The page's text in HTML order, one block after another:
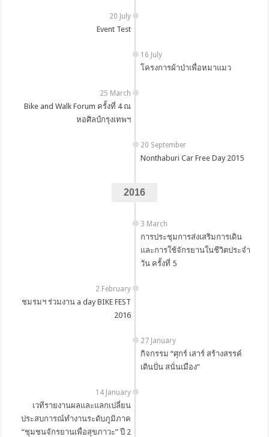
20 July
Event Test
16 July
โครงการผ้าป่าเพื่อหมาแมว
25 March
Bike and Walk Forum ครั้งที่ 4 ณ
หอศิลป์กรุงเทพฯ
20 September
Nonthaburi Car Free Day 2015
2016
3 March
การประชุมการส่งเสริมการเดิน
และการใช้จักรยานในชีวิตประจำ
วัน ครั้งที่ 5
2 February
ชมรมฯ ร่วมงาน a day BIKE FEST
2016
27 January
กิจกรรม “ศุกร์ เสาร์ สร้างสรรค์
เดินปั่น สนั่นเมือง”
14 January
เวทีรายงานผลและแลกเปลี่ยน
ประสบการณ์ทำงานระดับภูมิภาค
“ชุมชนจักรยานเพื่อสุขภาวะ” ปี 2